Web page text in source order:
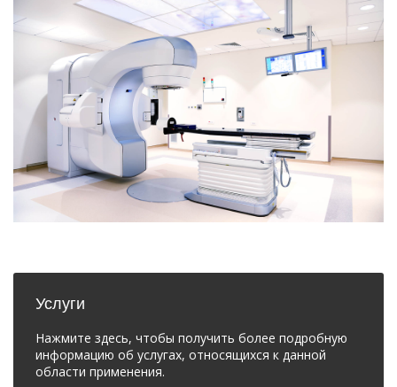
Услуги
Нажмите здесь, чтобы получить более подробную
информацию об услугах, относящихся к данной
области применения.